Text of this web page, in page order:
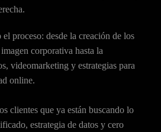
proceso: desde la creación de los
corporativa hasta la
videomarketing y estrategias para
online.
clientes que ya están buscando lo
estrategia de datos y cero